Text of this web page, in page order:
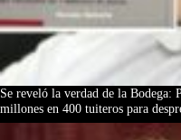
Se reveló la verdad de la Bodega:
millones en 400 tuiteros para